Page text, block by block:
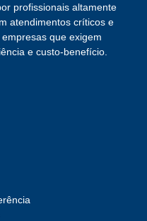
profissionais altamente
atendimentos críticos e
que exigem
e custo-benefício.